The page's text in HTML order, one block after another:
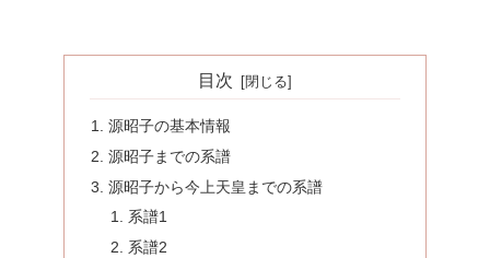
目次
源昭子の基本情報
源昭子までの系譜
源昭子から今上天皇までの系譜
系譜1
系譜2